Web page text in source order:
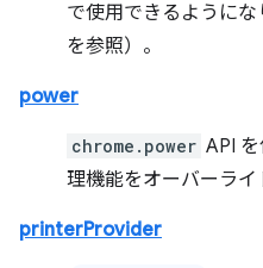
で使用できるようにな
を参照）。
power
chrome.power API
理機能をオーバーライ
printerProvider